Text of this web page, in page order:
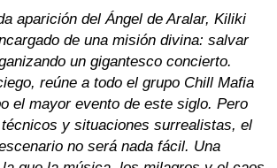
aparición del Ángel de Aralar, Kiliki
de una misión divina: salvar
un gigantesco concierto.
reúne a todo el grupo Chill Mafia
el mayor evento de este siglo. Pero
y situaciones surrealistas, el
no será nada fácil. Una